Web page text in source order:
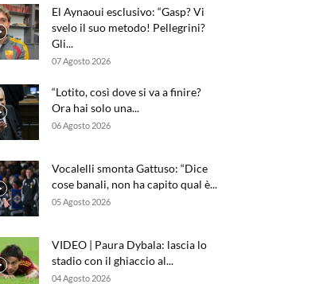
El Aynaoui esclusivo: “Gasp? Vi
svelo il suo metodo! Pellegrini?
Gli...
07 Agosto 2026
“Lotito, così dove si va a finire?
Ora hai solo una...
06 Agosto 2026
Vocalelli smonta Gattuso: “Dice
cose banali, non ha capito qual è...
05 Agosto 2026
VIDEO | Paura Dybala: lascia lo
stadio con il ghiaccio al...
04 Agosto 2026